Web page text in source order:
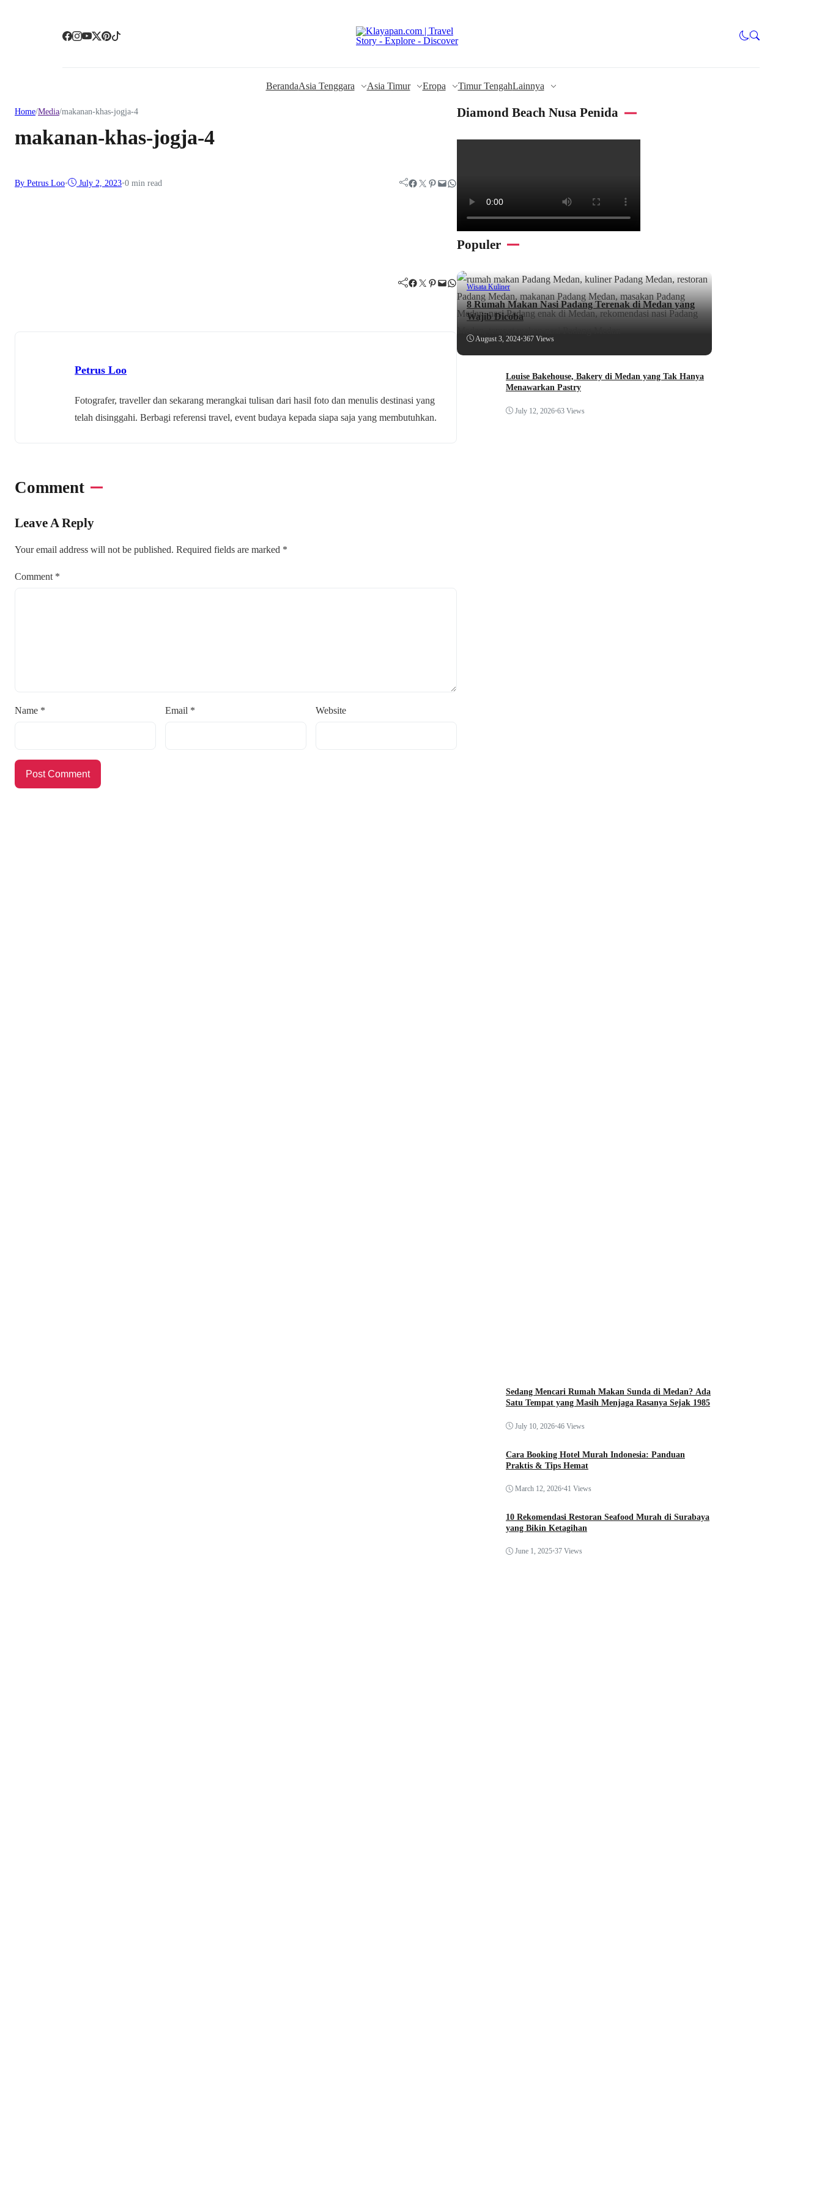
BerandaAsia Tenggara Asia Timur Eropa Timur TengahLainnya
Home/Media/makanan-khas-jogja-4
makanan-khas-jogja-4
By Petrus Loo• July 2, 2023•0 min read Facebook Twitter Pinterest Mail WhatsApp
Facebook Twitter Pinterest Mail WhatsApp
Petrus Loo
Fotografer, traveller dan sekarang merangkai tulisan dari hasil foto dan menulis destinasi yang
telah disinggahi. Berbagi referensi travel, event budaya kepada siapa saja yang membutuhkan.
Comment
Leave A Reply
Your email address will not be published. Required fields are marked *
Comment *
Name * Email * Website
Diamond Beach Nusa Penida
Populer
Wisata Kuliner
8 Rumah Makan Nasi Padang Terenak di Medan yang
Wajib Dicoba
August 3, 2024•367 Views
Louise Bakehouse, Bakery di Medan yang Tak Hanya
Menawarkan Pastry
July 12, 2026•63 Views
Sedang Mencari Rumah Makan Sunda di Medan? Ada
Satu Tempat yang Masih Menjaga Rasanya Sejak 1985
July 10, 2026•46 Views
Cara Booking Hotel Murah Indonesia: Panduan
Praktis & Tips Hemat
March 12, 2026•41 Views
10 Rekomendasi Restoran Seafood Murah di Surabaya
yang Bikin Ketagihan
June 1, 2025•37 Views